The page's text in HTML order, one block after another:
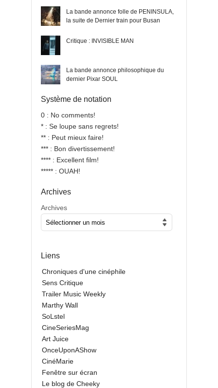
La bande annonce folle de PENINSULA,
la suite de Dernier train pour Busan
Critique : INVISIBLE MAN
La bande annonce philosophique du
dernier Pixar SOUL
Système de notation
0 : No comments!
* : Se loupe sans regrets!
** : Peut mieux faire!
*** : Bon divertissement!
**** : Excellent film!
***** : OUAH!
Archives
Archives
Liens
Chroniques d'une cinéphile
Sens Critique
Trailer Music Weekly
Marthy Wall
SoLstel
CineSeriesMag
Art Juice
OnceUponAShow
CinéMarie
Fenêtre sur écran
Le blog de Cheeky